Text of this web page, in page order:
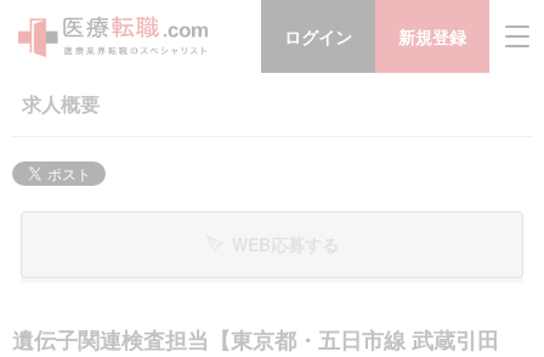
ログイン 新規登録
求人概要
遺伝子関連検査担当【東京都・五日市線 武蔵引田